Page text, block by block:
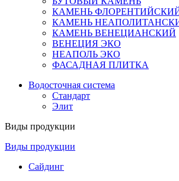
КАМЕНЬ
КАМЕНЬ
КАМЕНЬ ВЕНЕЦИАНСКИЙ
ВЕНЕЦИЯ ЭКО
НЕАПОЛЬ ЭКО
ФАСАДНАЯ ПЛИТКА
Водосточная система
Стандарт
Элит
Виды продукции
Виды продукции
Сайдинг